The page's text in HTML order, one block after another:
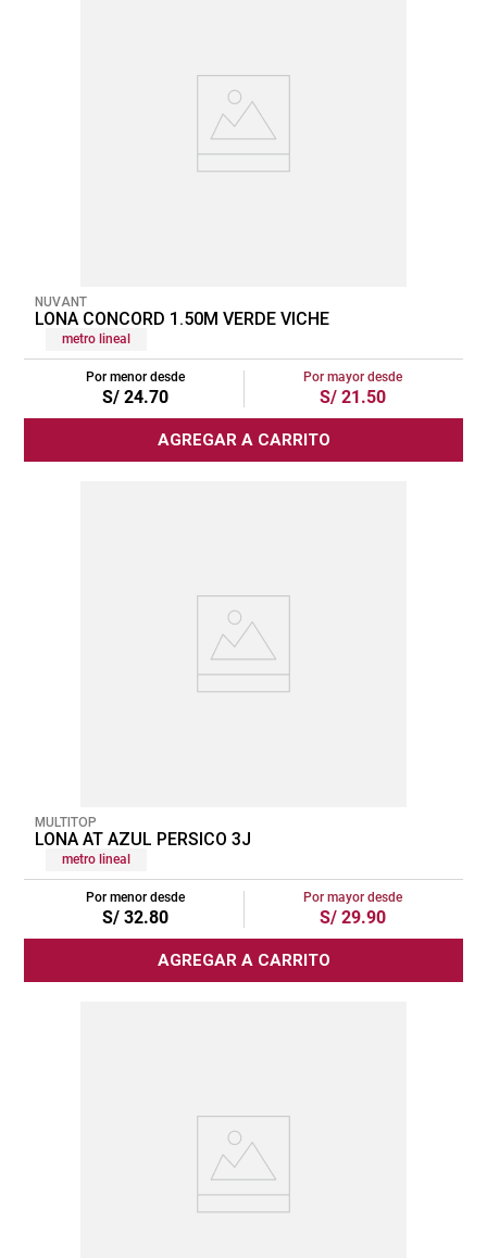
NUVANT
LONA CONCORD 1.50M VERDE VICHE
metro lineal
Por menor desde
S/ 24.70
Por mayor desde
S/ 21.50
AGREGAR A CARRITO
MULTITOP
LONA AT AZUL PERSICO 3J
metro lineal
Por menor desde
S/ 32.80
Por mayor desde
S/ 29.90
AGREGAR A CARRITO